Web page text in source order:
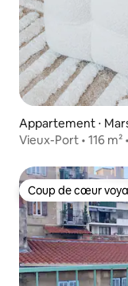
Appartement ⋅
Vieux-Port • 116
Coup de cœur
Coup de cœur